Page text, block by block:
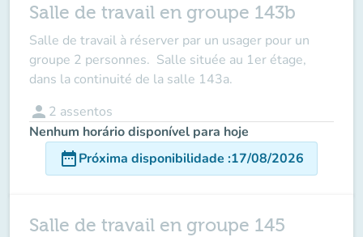
Salle de travail en groupe 143b
Salle de travail à réserver par un usager pour un
groupe 2 personnes. Salle située au 1er étage,
dans la continuité de la salle 143a.
person 2 assentos
Nenhum horário disponível para hoje
date_rangePróxima disponibilidade :17/08/2026
Salle de travail en groupe 145